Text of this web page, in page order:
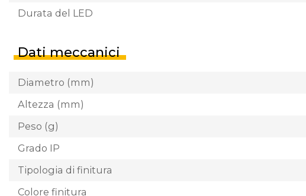
Durata del LED
Dati meccanici
Diametro (mm)
Altezza (mm)
Peso (g)
Grado IP
Tipologia di finitura
Colore finitura